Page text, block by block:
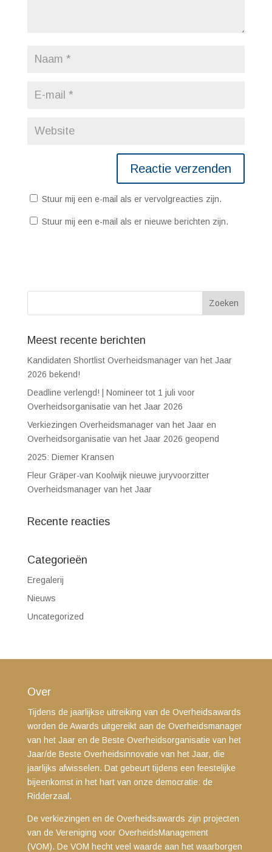
Stuur mij een e-mail als er vervolgreacties zijn.
Stuur mij een e-mail als er nieuwe berichten zijn.
Meest recente berichten
Kandidaten Shortlist Overheidsmanager van het Jaar
2026 bekend!
Deadline verlengd! | Nomineer tot 1 juli voor
Overheidsorganisatie van het Jaar 2026
Verkiezingen Overheidsmanager van het Jaar en
Overheidsorganisatie van het Jaar 2026 geopend
2025: Diemer Kransen
Fleur Gräper-van Koolwijk nieuwe juryvoorzitter
Overheidsmanager van het Jaar
Recente reacties
Categorieën
Eregalerij
Nieuws
Uncategorized
Over
Tijdens de jaarlijkse uitreiking van de Overheidsawards
worden de Awards uitgereikt aan de Overheidsmanager
van het Jaar en de Beste Overheidsorganisatie van het
Jaar/de Beste Overheidsinnovatie van het Jaar, die
jaarlijks afwisselen. Dat gebeurt tijdens een feestelijke
bijeenkomst in het hart van onze democratie: de
Ridderzaal.
De verkiezingen en de Overheidsawards zijn projecten
van de Vereniging voor OverheidsManagement
(VOM). De VOM hecht veel waarde aan het waarborgen